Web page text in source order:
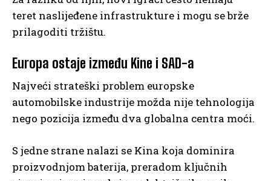
teret naslijeđene infrastrukture i mogu se brže
prilagoditi tržištu.
Europa ostaje između Kine i SAD-a
Najveći strateški problem europske
automobilske industrije možda nije tehnologija
nego pozicija između dva globalna centra moći.
S jedne strane nalazi se Kina koja dominira
proizvodnjom baterija, preradom ključnih